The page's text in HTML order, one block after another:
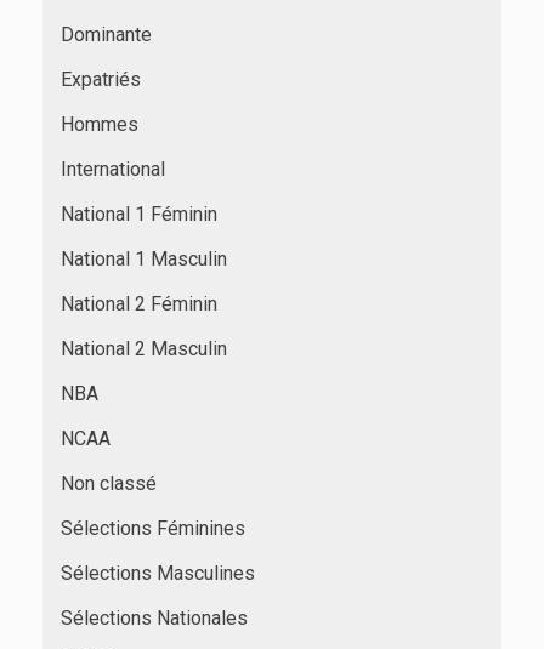
Dominante
Expatriés
Hommes
International
National 1 Féminin
National 1 Masculin
National 2 Féminin
National 2 Masculin
NBA
NCAA
Non classé
Sélections Féminines
Sélections Masculines
Sélections Nationales